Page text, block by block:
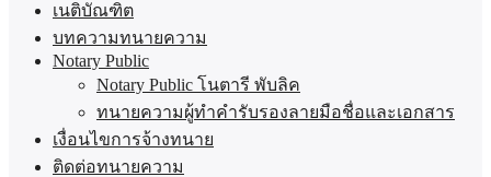
เนติบัณฑิต
บทความทนายความ
Notary Public
Notary Public โนตารี พับลิค
ทนายความผู้ทำคำรับรองลายมือชื่อและเอกสาร
เงื่อนไขการจ้างทนาย
ติดต่อทนายความ